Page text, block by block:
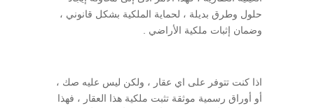
حلول وطرق بديلة ، لحماية الملكية بشكل قانوني ،
وضمان إثبات ملكية الأراضي .
اذا كنت تتوفر على اي عقار ، ولكن ليس عليه صك ،
أو أوراق رسمية موثقة تثبت ملكية هذا العقار ، فهذا